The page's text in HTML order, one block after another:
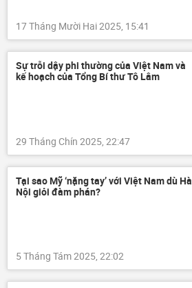
17 Tháng Mười Hai 2025, 15:41
Sự trỗi dậy phi thường của Việt Nam và
kế hoạch của Tổng Bí thư Tô Lâm
29 Tháng Chín 2025, 22:47
Tại sao Mỹ ‘nặng tay’ với Việt Nam dù Hà
Nội giỏi đàm phán?
5 Tháng Tám 2025, 22:02